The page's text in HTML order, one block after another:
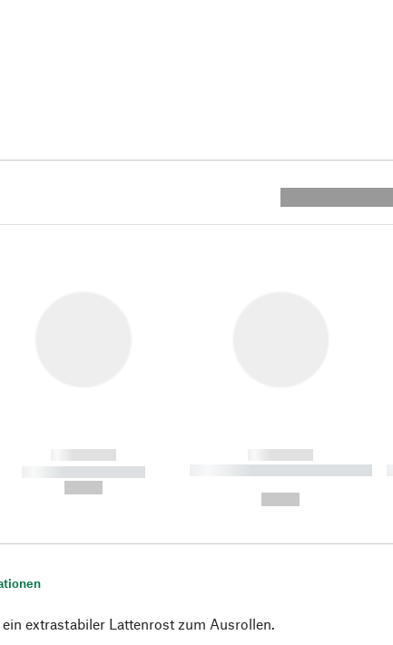
------------
----------- -----------
------------
----------- ----------- ----------
extrastabiler Lattenrost zum Ausrollen.